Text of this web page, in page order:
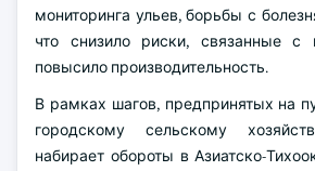
мониторинга ульев, борьбы с
что снизило риски, связанные с
повысило производительность.
В рамках шагов, предпринятых на
городскому сельскому
набирает обороты в Азиатско-